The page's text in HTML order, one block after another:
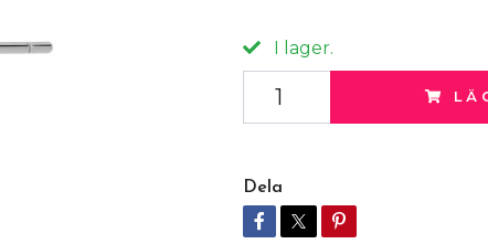
I lager.
Dela